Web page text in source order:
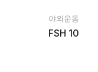
야외운동기구
FSH 10